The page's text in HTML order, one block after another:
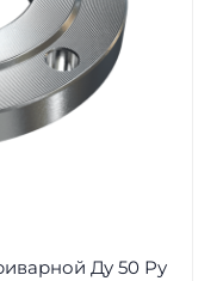
Ду 50 Ру